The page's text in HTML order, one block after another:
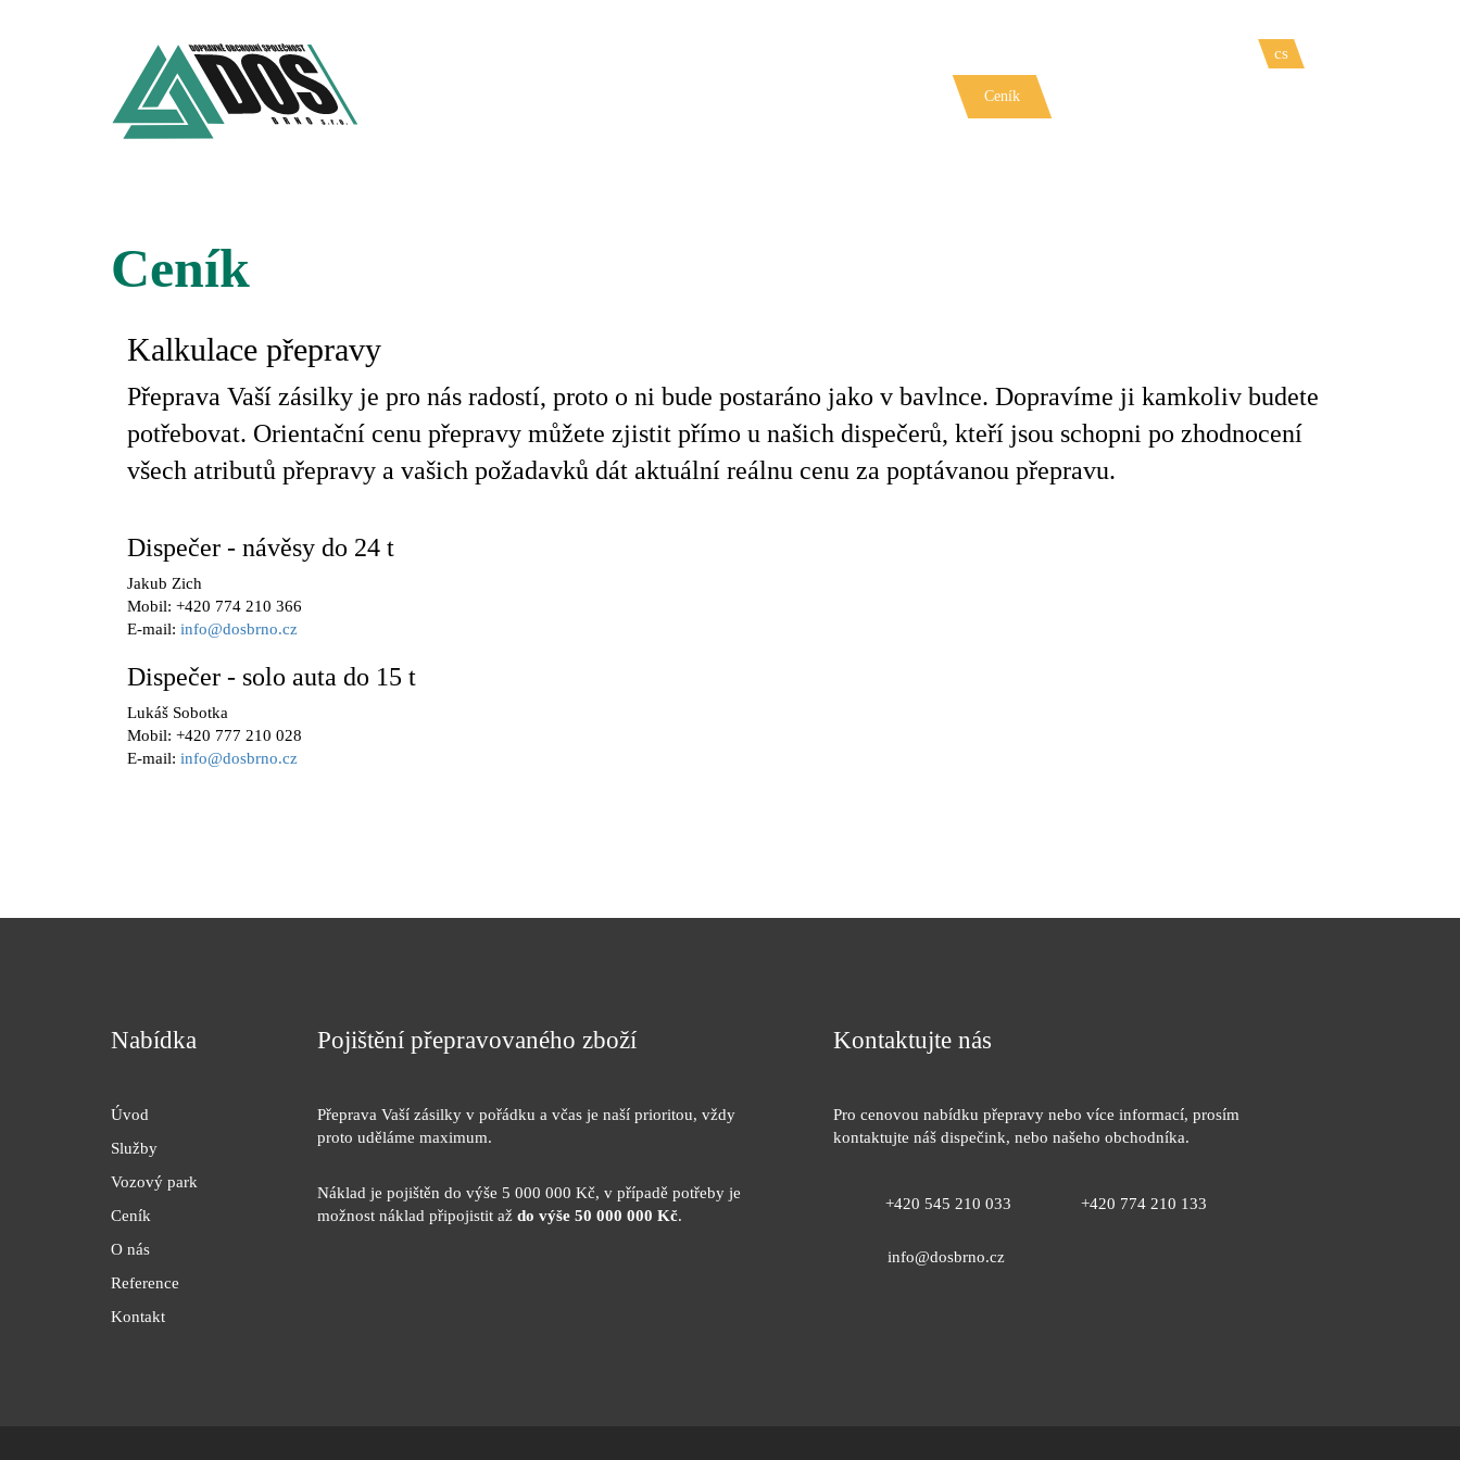
cs
Ceník
Ceník
Kalkulace přepravy
Přeprava Vaší zásilky je pro nás radostí, proto o ni bude postaráno jako v bavlnce. Dopravíme ji kamkoliv budete
potřebovat. Orientační cenu přepravy můžete zjistit přímo u našich dispečerů, kteří jsou schopni po zhodnocení
všech atributů přepravy a vašich požadavků dát aktuální reálnu cenu za poptávanou přepravu.
Dispečer - návěsy do 24 t
Jakub Zich
Mobil: +420 774 210 366
E-mail: info@dosbrno.cz
Dispečer - solo auta do 15 t
Lukáš Sobotka
Mobil: +420 777 210 028
E-mail: info@dosbrno.cz
Nabídka
Úvod
Služby
Vozový park
Ceník
O nás
Reference
Kontakt
Pojištění přepravovaného zboží
Přeprava Vaší zásilky v pořádku a včas je naší prioritou, vždy
proto uděláme maximum.
Náklad je pojištěn do výše 5 000 000 Kč, v případě potřeby je
možnost náklad připojistit až do výše 50 000 000 Kč.
Kontaktujte nás
Pro cenovou nabídku přepravy nebo více informací, prosím
kontaktujte náš dispečink, nebo našeho obchodníka.
+420 545 210 033 +420 774 210 133
info@dosbrno.cz